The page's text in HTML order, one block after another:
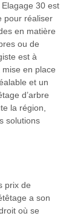
30 est
pour réaliser
en matière
ou de
est à
en place
et un
d’arbre
la région,
solutions
prix de
a son
où se